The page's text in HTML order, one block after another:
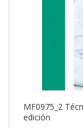
MF0975_2
edición